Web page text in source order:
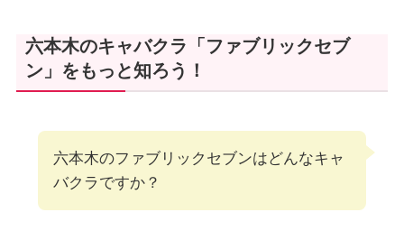
六本木のキャバクラ「ファブリックセブ
ン」をもっと知ろう！
六本木のファブリックセブンはどんなキャ
バクラですか？